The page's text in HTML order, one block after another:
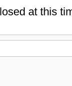
at this